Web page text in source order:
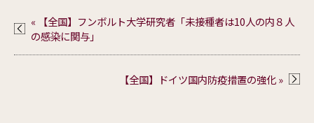
« 【全国】フンボルト大学研究者「未接種者は10人の内８人
の感染に関与」
【全国】ドイツ国内防疫措置の強化 »